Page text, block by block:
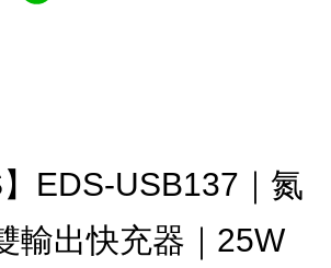
】EDS-USB137｜氮
輸出快充器｜25W